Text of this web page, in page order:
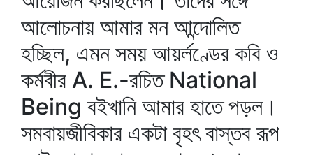
আলোচনায় আমার মন আন্দোলিত
হচ্ছিল, এমন সময় আয়র্লণ্ডের কবি ও
কর্মবীর A. E.-রচিত National
Being বইখানি আমার হাতে পড়ল।
সমবায়জীবিকার একটা বৃহৎ বাস্তব রূপ